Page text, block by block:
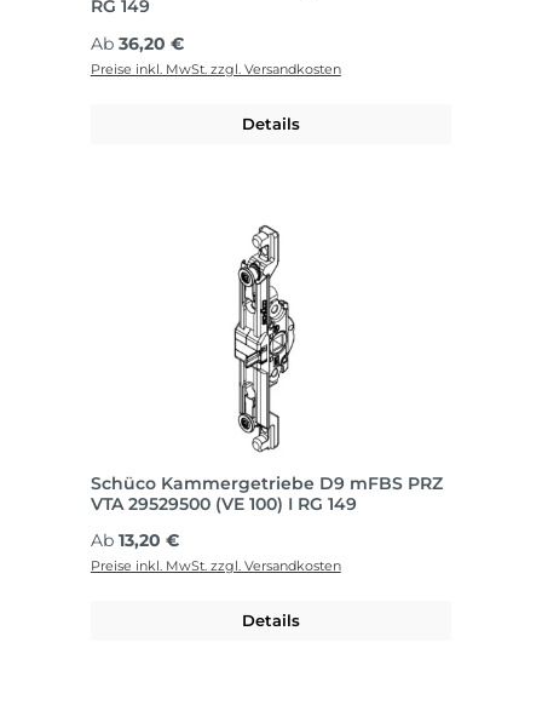
RG 149
Regulärer Preis:
Ab 36,20 €
Preise inkl. MwSt. zzgl. Versandkosten
Details
Schüco Kammergetriebe D9 mFBS PRZ
VTA 29529500 (VE 100) I RG 149
Regulärer Preis:
Ab 13,20 €
Preise inkl. MwSt. zzgl. Versandkosten
Details